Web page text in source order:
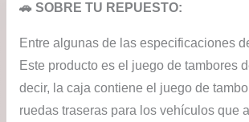
🚗 SOBRE TU REPUESTO:
Entre algunas de las especificaciones
Este producto es el juego de tambores
decir, la caja contiene el juego de
ruedas traseras para los vehículos que